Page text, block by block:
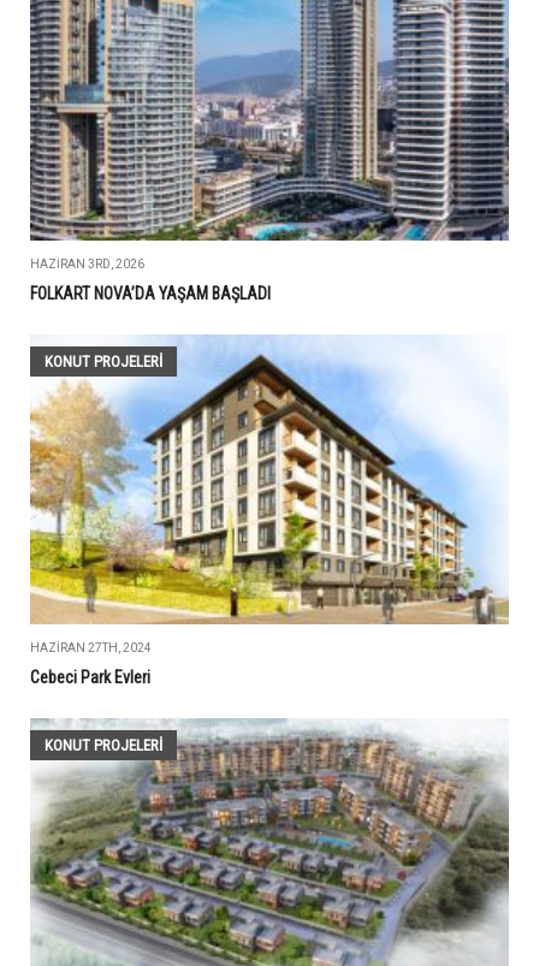
HAZIRAN 3RD, 2026
FOLKART NOVA’DA YAŞAM BAŞLADI
KONUT PROJELERI
HAZIRAN 27TH, 2024
Cebeci Park Evleri
KONUT PROJELERI